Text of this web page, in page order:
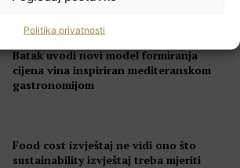
Politika privatnosti
Batak uvodi novi model formiranja
cijena vina inspiriran mediteranskom
gastronomijom
Food cost izvještaj ne vidi ono što
sustainability izvještaj treba mjeriti